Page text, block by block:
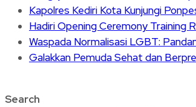
Kapolres Kediri Kota Kunjungi
Hadiri Opening Ceremony Training
Waspada Normalisasi LGBT:
Galakkan Pemuda Sehat dan
Search